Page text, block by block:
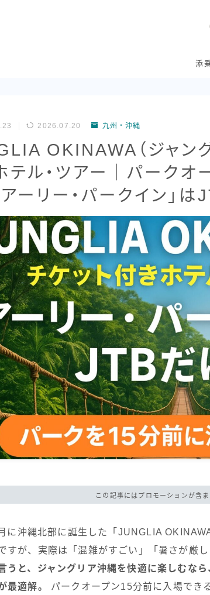
添
2026.07.20 九州・沖縄
OKINAWA（ジャン
テル・ツアー｜パーク
アーリー・パークイン」は
この記事にはプロモーションが含ま
に沖縄北部に誕生した「JUNGLIA
すが、実際は「混雑がすごい」「暑さが厳し
うと、ジャングリア沖縄を快適に楽しむな
最適解。
パークオープン15分前に入場でき